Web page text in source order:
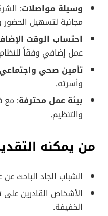
وسيلة مواصلات:
مجانية لتسهيل الحضور
احتساب الوقت
عمل إضافي وفقاً
تأمين صحي واجتماعي
وأسرته.
بيئة عمل محترفة: مع
والتنظيم.
من يمكنه
الشباب الجاد الباحث
الأشخاص القادرين
الخفيفة.